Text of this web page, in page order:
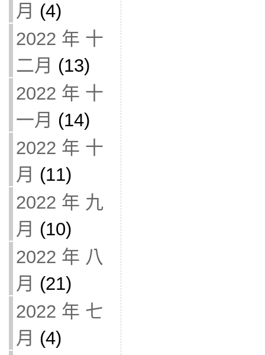
月 (4)
2022 年 十
二月 (13)
2022 年 十
一月 (14)
2022 年 十
月 (11)
2022 年 九
月 (10)
2022 年 八
月 (21)
2022 年 七
月 (4)